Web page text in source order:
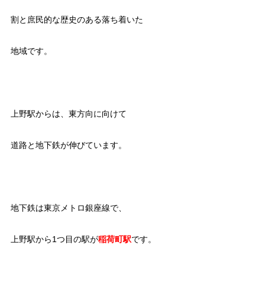
割と庶民的な歴史のある落ち着いた
地域です。
上野駅からは、東方向に向けて
道路と地下鉄が伸びています。
地下鉄は東京メトロ銀座線で、
上野駅から1つ目の駅が稲荷町駅です。